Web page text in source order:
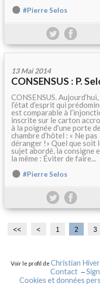
#Pierre Selos
13 Mai 2014
CONSENSUS : P.
CONSENSUS. Aujourd’hui,
l’état d’esprit qui
est comparable à
inscrite sur le carton
à la poignée d’une porte de
chambre d’hôtel : « Ne pas
déranger !» Quel que soit
sujet abordé, la consigne
la même : Éviter de faire...
#Pierre Selos
<< < 1 2 3
Voir le profil de Christian
Contact
Cookies et données